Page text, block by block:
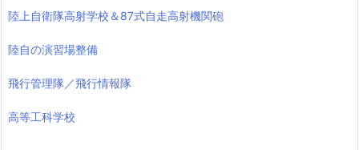
陸上自衛隊高射学校＆87式自走高射機関砲
陸自の演習場整備
飛行管理隊／飛行情報隊
高等工科学校